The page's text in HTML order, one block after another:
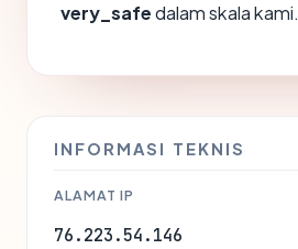
very_safedalam skala kami.
INFORMASI TEKNIS
ALAMAT IP
76.223.54.146